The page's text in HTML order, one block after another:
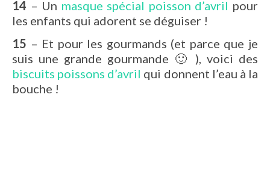
14 – Un masque spécial poisson d’avril pour
les enfants qui adorent se déguiser !
15 – Et pour les gourmands (et parce que je
suis une grande gourmande 🙂 ), voici des
biscuits poissons d’avril qui donnent l’eau à la
bouche !